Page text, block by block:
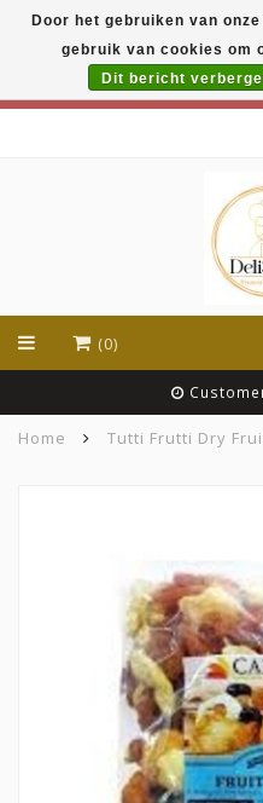
DeliSpice is your
exclusive brands like
and
(0)
Customer
Home Tutti Frutti Dry
Door het gebruiken van
gebruik van cookies om
Dit bericht